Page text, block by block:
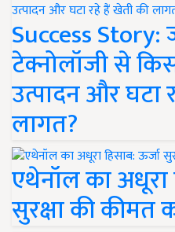
Success Story:
टेक्नोलॉजी से
उत्पादन और घटा
लागत?
एथेनॉल का अधूरा
सुरक्षा की कीमत